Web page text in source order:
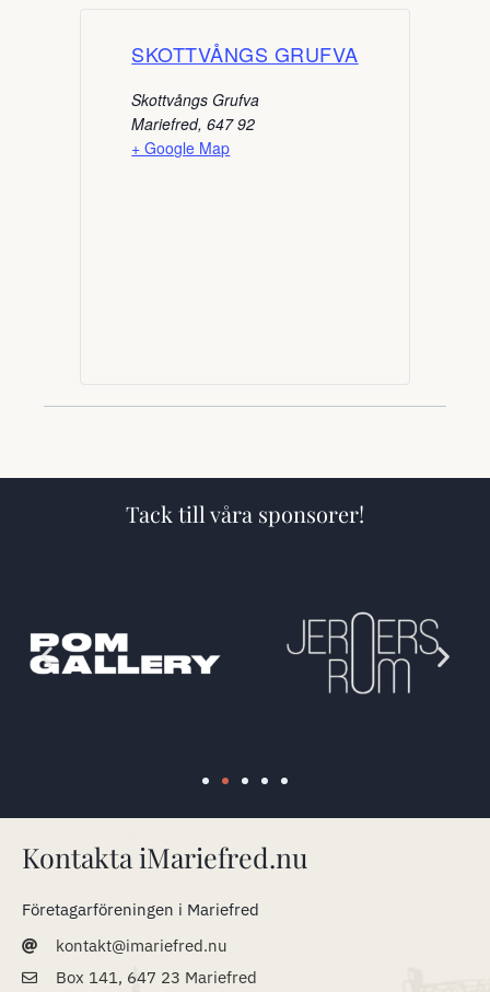
SKOTTVÅNGS GRUFVA
Skottvångs Grufva
Mariefred, 647 92
+ Google Map
Tack till våra sponsorer!
Kontakta iMariefred.nu
Företagarföreningen i Mariefred
kontakt@imariefred.nu
Box 141, 647 23 Mariefred